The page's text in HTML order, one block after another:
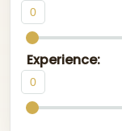
0
Experience:
0